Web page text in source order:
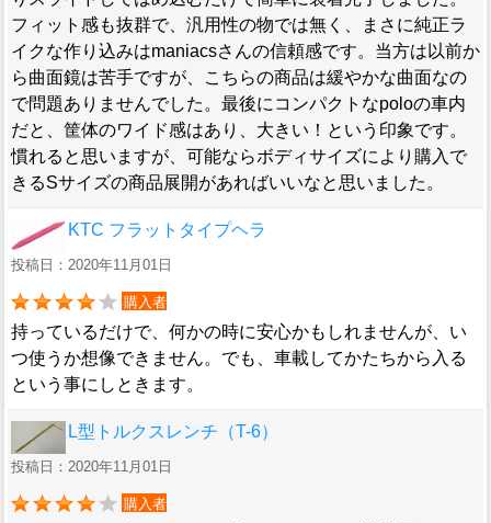
フィット感も抜群で、汎用性の物では無く、まさに純正ラ
イクな作り込みはmaniacsさんの信頼感です。当方は以前か
ら曲面鏡は苦手ですが、こちらの商品は緩やかな曲面なの
で問題ありませんでした。最後にコンパクトなpoloの車内
だと、筐体のワイド感はあり、大きい！という印象です。
慣れると思いますが、可能ならボディサイズにより購入で
きるSサイズの商品展開があればいいなと思いました。
KTC フラットタイプヘラ
投稿日：2020年11月01日
購入者
持っているだけで、何かの時に安心かもしれませんが、い
つ使うか想像できません。でも、車載してかたちから入る
という事にしときます。
L型トルクスレンチ（T-6）
投稿日：2020年11月01日
購入者